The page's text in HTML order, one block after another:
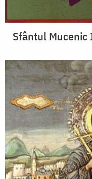
Sfântul Mucenic